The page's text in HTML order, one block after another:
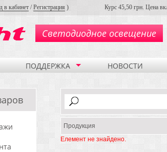
в кабинет /Регистрация ) Курс 45,50 грн. Цена
Светодиодное освещение
ПОДДЕРЖКА НОВОСТИ
Продукция
Елемент не знайдено.